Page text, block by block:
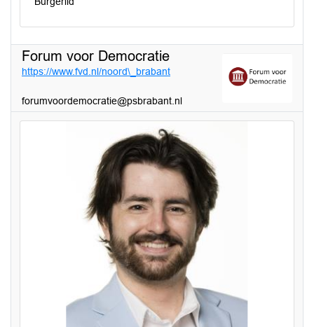
Forum voor Democratie
https://www.fvd.nl/noord\_brabant
forumvoordemocratie@psbrabant.nl